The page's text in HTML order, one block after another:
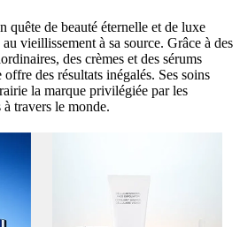
quête de beauté éternelle et de luxe
vieillissement à sa source. Grâce à des
des crèmes et des sérums
des résultats inégalés. Ses soins
la marque privilégiée par les
travers le monde.